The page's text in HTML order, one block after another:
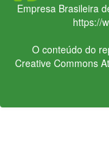
Empresa Brasileira
https://
O conteúdo do
Creative Commons